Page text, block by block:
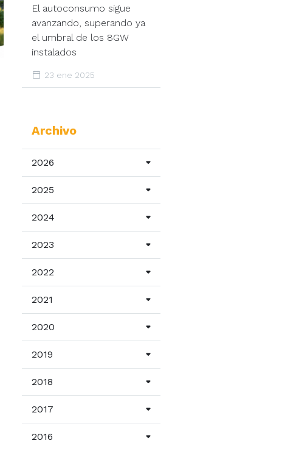
El autoconsumo sigue
avanzando, superando ya
el umbral de los 8GW
instalados
23 ene 2025
Archivo
2026
2025
2024
2023
2022
2021
2020
2019
2018
2017
2016